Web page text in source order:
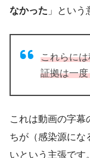
なかった 」という
これらに
証拠は一
これは動画の字幕
ちが（感染源にな
いという主張です